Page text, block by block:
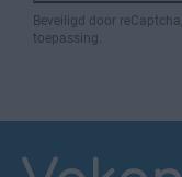
Beveiligd door reCaptcha,
toepassing.